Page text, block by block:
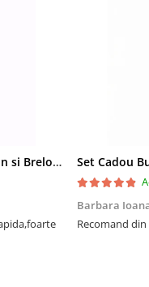
Set Cadou Sef-Cutie Vin cu Vin si Breloc Personalizate
Barbara
Recomand